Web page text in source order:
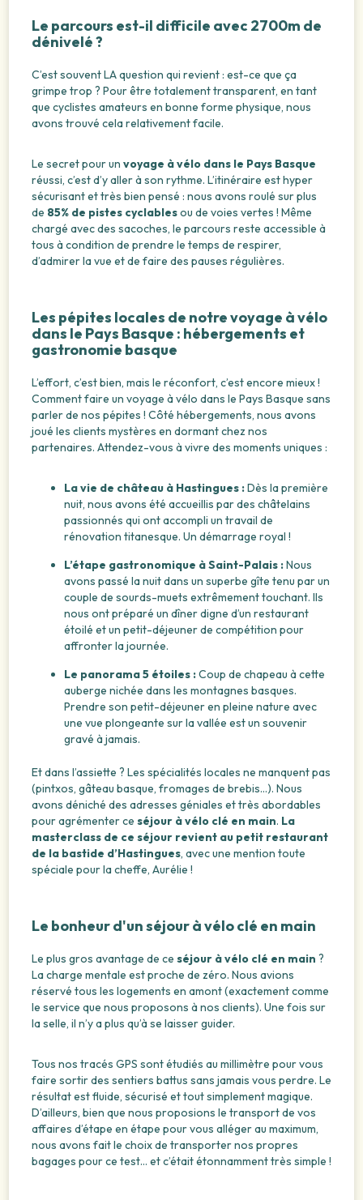
Le parcours est-il difficile avec 2700m de
dénivelé ?
C’est souvent LA question qui revient : est-ce que ça
grimpe trop ? Pour être totalement transparent, en tant
que cyclistes amateurs en bonne forme physique, nous
avons trouvé cela relativement facile.
Le secret pour un voyage à vélo dans le Pays Basque
réussi, c’est d’y aller à son rythme. L’itinéraire est hyper
sécurisant et très bien pensé : nous avons roulé sur plus
de 85% de pistes cyclablesou de voies vertes ! Même
chargé avec des sacoches, le parcours reste accessible à
tous à condition de prendre le temps de respirer,
d’admirer la vue et de faire des pauses régulières.
Les pépites locales de notre voyage à vélo
dans le Pays Basque : hébergements et
gastronomie basque
L’effort, c’est bien, mais le réconfort, c’est encore mieux !
Comment faire un voyage à vélo dans le Pays Basque sans
parler de nos pépites ! Côté hébergements, nous avons
joué les clients mystères en dormant chez nos
partenaires. Attendez-vous à vivre des moments uniques :
La vie de château à Hastingues :Dès la première
nuit, nous avons été accueillis par des châtelains
passionnés qui ont accompli un travail de
rénovation titanesque. Un démarrage royal !
L’étape gastronomique à Saint-Palais :Nous
avons passé la nuit dans un superbe gîte tenu par un
couple de sourds-muets extrêmement touchant. Ils
nous ont préparé un dîner digne d’un restaurant
étoilé et un petit-déjeuner de compétition pour
affronter la journée.
Le panorama 5 étoiles :Coup de chapeau à cette
auberge nichée dans les montagnes basques.
Prendre son petit-déjeuner en pleine nature avec
une vue plongeante sur la vallée est un souvenir
gravé à jamais.
Et dans l’assiette ? Les spécialités locales ne manquent pas
(pintxos, gâteau basque, fromages de brebis…). Nous
avons déniché des adresses géniales et très abordables
pour agrémenter ce séjour à vélo clé en main. La
masterclass de ce séjour revient au petit restaurant
de la bastide d’Hastingues, avec une mention toute
spéciale pour la cheffe, Aurélie !
Le bonheur d'un séjour à vélo clé en main
Le plus gros avantage de ce séjour à vélo clé en main ?
La charge mentale est proche de zéro. Nous avions
réservé tous les logements en amont (exactement comme
le service que nous proposons à nos clients). Une fois sur
la selle, il n’y a plus qu’à se laisser guider.
Tous nos tracés GPS sont étudiés au millimètre pour vous
faire sortir des sentiers battus sans jamais vous perdre. Le
résultat est fluide, sécurisé et tout simplement magique.
D’ailleurs, bien que nous proposions le transport de vos
affaires d’étape en étape pour vous alléger au maximum,
nous avons fait le choix de transporter nos propres
bagages pour ce test… et c’était étonnamment très simple !